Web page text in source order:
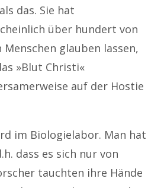
das. Sie hat
über hundert von
Menschen glauben lassen,
»Blut Christi«
auf der Hostie
im Biologielabor. Man hat
dass es sich nur von
tauchten ihre Hände